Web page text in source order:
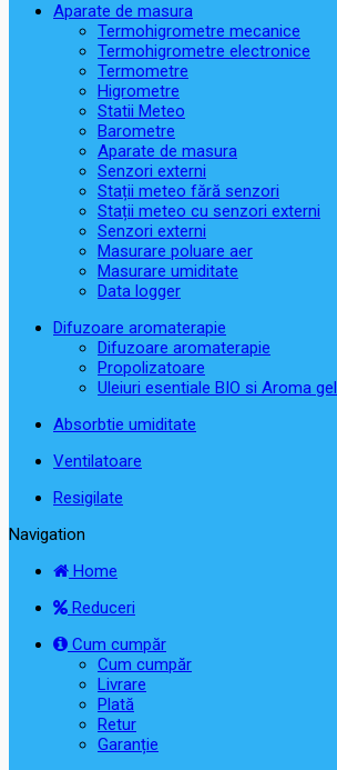
Aparate de masura
Termohigrometre mecanice
Termohigrometre electronice
Termometre
Higrometre
Statii Meteo
Barometre
Aparate de masura
Senzori externi
Stații meteo fără senzori
Stații meteo cu senzori externi
Senzori externi
Masurare poluare aer
Masurare umiditate
Data logger
Difuzoare aromaterapie
Difuzoare aromaterapie
Propolizatoare
Uleiuri esentiale BIO si Aroma gel
Absorbtie umiditate
Ventilatoare
Resigilate
Navigation
Home
Reduceri
Cum cumpăr
Cum cumpăr
Livrare
Plată
Retur
Garanție